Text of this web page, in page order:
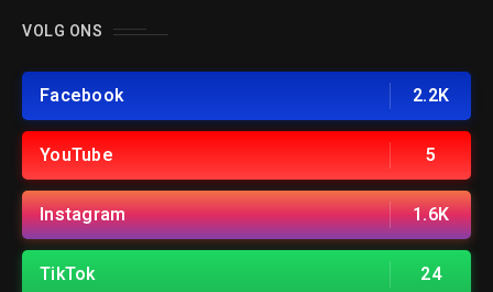
VOLG ONS
Facebook 2.2K
YouTube 5
Instagram 1.6K
TikTok 24